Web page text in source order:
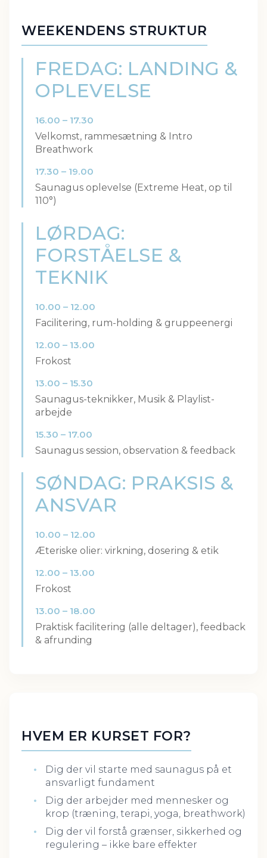
WEEKENDENS STRUKTUR
FREDAG: LANDING &
OPLEVELSE
16.00 – 17.30
Velkomst, rammesætning & Intro
Breathwork
17.30 – 19.00
Saunagus oplevelse (Extreme Heat, op til
110°)
LØRDAG:
FORSTÅELSE &
TEKNIK
10.00 – 12.00
Facilitering, rum-holding & gruppeenergi
12.00 – 13.00
Frokost
13.00 – 15.30
Saunagus-teknikker, Musik & Playlist-
arbejde
15.30 – 17.00
Saunagus session, observation & feedback
SØNDAG: PRAKSIS &
ANSVAR
10.00 – 12.00
Æteriske olier: virkning, dosering & etik
12.00 – 13.00
Frokost
13.00 – 18.00
Praktisk facilitering (alle deltager), feedback
& afrunding
HVEM ER KURSET FOR?
Dig der vil starte med saunagus på et
ansvarligt fundament
Dig der arbejder med mennesker og
krop (træning, terapi, yoga, breathwork)
Dig der vil forstå grænser, sikkerhed og
regulering – ikke bare effekter